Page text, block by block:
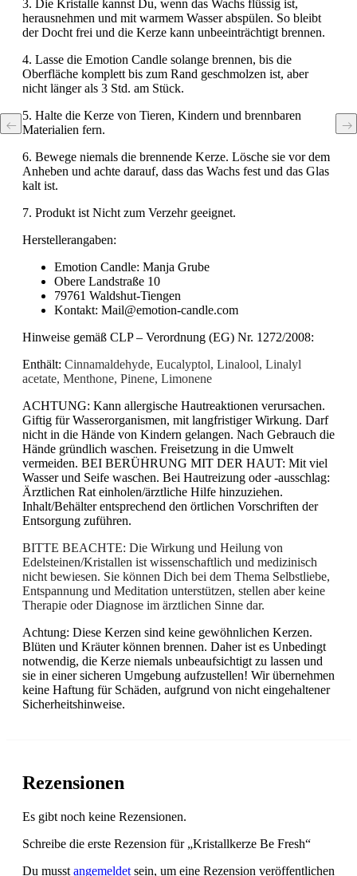
3. Die Kristalle kannst Du, wenn das Wachs flüssig ist,
herausnehmen und mit warmem Wasser abspülen. So bleibt
der Docht frei und die Kerze kann unbeeinträchtigt brennen.
4. Lasse die Emotion Candle solange brennen, bis die
Oberfläche komplett bis zum Rand geschmolzen ist, aber
nicht länger als 3 Std. am Stück.
5. Halte die Kerze von Tieren, Kindern und brennbaren
Materialien fern.
6. Bewege niemals die brennende Kerze. Lösche sie vor dem
Anheben und achte darauf, dass das Wachs fest und das Glas
kalt ist.
7. Produkt ist Nicht zum Verzehr geeignet.
Herstellerangaben:
Emotion Candle: Manja Grube
Obere Landstraße 10
79761 Waldshut-Tiengen
Kontakt: Mail@emotion-candle.com
Hinweise gemäß CLP – Verordnung (EG) Nr. 1272/2008:
Enthält: Cinnamaldehyde, Eucalyptol, Linalool, Linalyl
acetate, Menthone, Pinene, Limonene
ACHTUNG: Kann allergische Hautreaktionen verursachen.
Giftig für Wasserorganismen, mit langfristiger Wirkung. Darf
nicht in die Hände von Kindern gelangen. Nach Gebrauch die
Hände gründlich waschen. Freisetzung in die Umwelt
vermeiden. BEI BERÜHRUNG MIT DER HAUT: Mit viel
Wasser und Seife waschen. Bei Hautreizung oder -ausschlag:
Ärztlichen Rat einholen/ärztliche Hilfe hinzuziehen.
Inhalt/Behälter entsprechend den örtlichen Vorschriften der
Entsorgung zuführen.
BITTE BEACHTE: Die Wirkung und Heilung von
Edelsteinen/Kristallen ist wissenschaftlich und medizinisch
nicht bewiesen. Sie können Dich bei dem Thema Selbstliebe,
Entspannung und Meditation unterstützen, stellen aber keine
Therapie oder Diagnose im ärztlichen Sinne dar.
Achtung: Diese Kerzen sind keine gewöhnlichen Kerzen.
Blüten und Kräuter können brennen. Daher ist es Unbedingt
notwendig, die Kerze niemals unbeaufsichtigt zu lassen und
sie in einer sicheren Umgebung aufzustellen! Wir übernehmen
keine Haftung für Schäden, aufgrund von nicht eingehaltener
Sicherheitshinweise.
Rezensionen
Es gibt noch keine Rezensionen.
Schreibe die erste Rezension für „Kristallkerze Be Fresh“
Du musst angemeldet sein, um eine Rezension veröffentlichen